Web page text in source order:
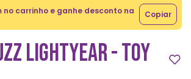
no carrinho e ganhe desconto na
Copiar
LIGHTYEAR - TOY